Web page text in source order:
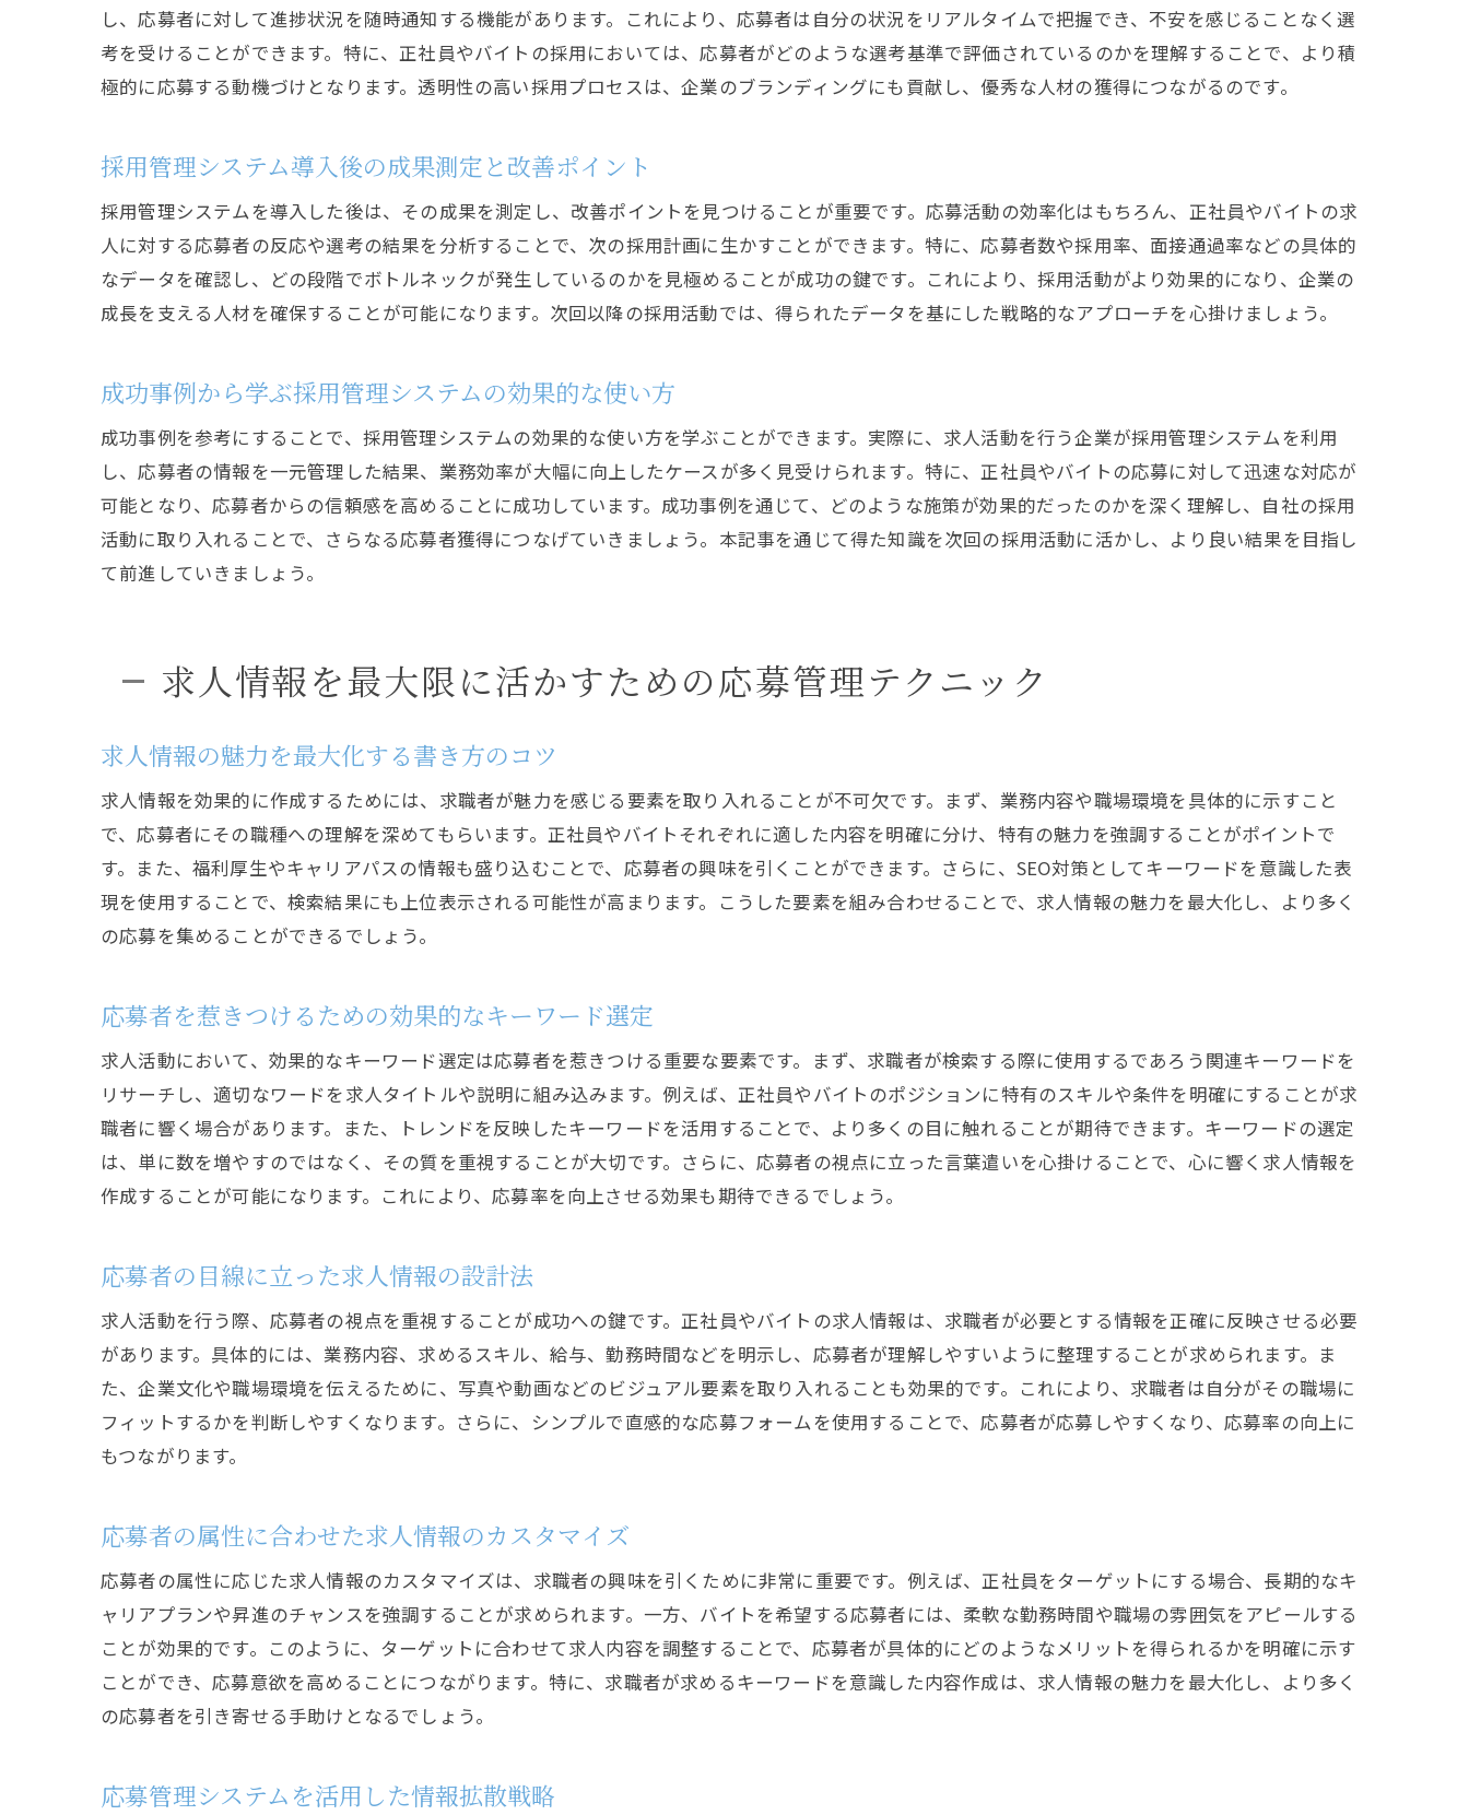
情報一元化のためのシステム統合戦略
応募者データの活用による選考精度の向上
一元管理の導入によるコスト削減効果
応募成功率を高めるための採用管理システムの特徴
応募者とのコミュニケーションを円滑にする機能
進捗状況を可視化するダッシュボード活用法
応募者のフィードバック収集と活用方法
データ分析を活用した採用戦略の立案
応募率向上を目指すシステム活用のポイント
バイトと正社員の応募を成功に導く戦略的システム活用
バイトと正社員それぞれに適した採用戦略
ターゲット層に合わせたシステムのカスタマイズ
継続的な改善を促すフィードバックループの構築
データドリブンな採用戦略の構築手法
分析結果を反映した求人情報の改善例
応募者データから見えるトレンドの把握
採用活動のROIを高めるための指標設定
データ分析を通じた人材プールの形成
し、応募者に対して進捗状況を随時通知する機能があります。これにより、応募者は自分の状況をリアルタイムで把握でき、不安を感じることなく選
考を受けることができます。特に、正社員やバイトの採用においては、応募者がどのような選考基準で評価されているのかを理解することで、より積
極的に応募する動機づけとなります。透明性の高い採用プロセスは、企業のブランディングにも貢献し、優秀な人材の獲得につながるのです。
採用管理システム導入後の成果測定と改善ポイント
採用管理システムを導入した後は、その成果を測定し、改善ポイントを見つけることが重要です。応募活動の効率化はもちろん、正社員やバイトの求
人に対する応募者の反応や選考の結果を分析することで、次の採用計画に生かすことができます。特に、応募者数や採用率、面接通過率などの具体的
なデータを確認し、どの段階でボトルネックが発生しているのかを見極めることが成功の鍵です。これにより、採用活動がより効果的になり、企業の
成長を支える人材を確保することが可能になります。次回以降の採用活動では、得られたデータを基にした戦略的なアプローチを心掛けましょう。
成功事例から学ぶ採用管理システムの効果的な使い方
成功事例を参考にすることで、採用管理システムの効果的な使い方を学ぶことができます。実際に、求人活動を行う企業が採用管理システムを利用
し、応募者の情報を一元管理した結果、業務効率が大幅に向上したケースが多く見受けられます。特に、正社員やバイトの応募に対して迅速な対応が
可能となり、応募者からの信頼感を高めることに成功しています。成功事例を通じて、どのような施策が効果的だったのかを深く理解し、自社の採用
活動に取り入れることで、さらなる応募者獲得につなげていきましょう。本記事を通じて得た知識を次回の採用活動に活かし、より良い結果を目指し
て前進していきましょう。
求人情報を最大限に活かすための応募管理テクニック
求人情報の魅力を最大化する書き方のコツ
求人情報を効果的に作成するためには、求職者が魅力を感じる要素を取り入れることが不可欠です。まず、業務内容や職場環境を具体的に示すこと
で、応募者にその職種への理解を深めてもらいます。正社員やバイトそれぞれに適した内容を明確に分け、特有の魅力を強調することがポイントで
す。また、福利厚生やキャリアパスの情報も盛り込むことで、応募者の興味を引くことができます。さらに、SEO対策としてキーワードを意識した表
現を使用することで、検索結果にも上位表示される可能性が高まります。こうした要素を組み合わせることで、求人情報の魅力を最大化し、より多く
の応募を集めることができるでしょう。
応募者を惹きつけるための効果的なキーワード選定
求人活動において、効果的なキーワード選定は応募者を惹きつける重要な要素です。まず、求職者が検索する際に使用するであろう関連キーワードを
リサーチし、適切なワードを求人タイトルや説明に組み込みます。例えば、正社員やバイトのポジションに特有のスキルや条件を明確にすることが求
職者に響く場合があります。また、トレンドを反映したキーワードを活用することで、より多くの目に触れることが期待できます。キーワードの選定
は、単に数を増やすのではなく、その質を重視することが大切です。さらに、応募者の視点に立った言葉遣いを心掛けることで、心に響く求人情報を
作成することが可能になります。これにより、応募率を向上させる効果も期待できるでしょう。
応募者の目線に立った求人情報の設計法
求人活動を行う際、応募者の視点を重視することが成功への鍵です。正社員やバイトの求人情報は、求職者が必要とする情報を正確に反映させる必要
があります。具体的には、業務内容、求めるスキル、給与、勤務時間などを明示し、応募者が理解しやすいように整理することが求められます。ま
た、企業文化や職場環境を伝えるために、写真や動画などのビジュアル要素を取り入れることも効果的です。これにより、求職者は自分がその職場に
フィットするかを判断しやすくなります。さらに、シンプルで直感的な応募フォームを使用することで、応募者が応募しやすくなり、応募率の向上に
もつながります。
応募者の属性に合わせた求人情報のカスタマイズ
応募者の属性に応じた求人情報のカスタマイズは、求職者の興味を引くために非常に重要です。例えば、正社員をターゲットにする場合、長期的なキ
ャリアプランや昇進のチャンスを強調することが求められます。一方、バイトを希望する応募者には、柔軟な勤務時間や職場の雰囲気をアピールする
ことが効果的です。このように、ターゲットに合わせて求人内容を調整することで、応募者が具体的にどのようなメリットを得られるかを明確に示す
ことができ、応募意欲を高めることにつながります。特に、求職者が求めるキーワードを意識した内容作成は、求人情報の魅力を最大化し、より多く
の応募者を引き寄せる手助けとなるでしょう。
応募管理システムを活用した情報拡散戦略